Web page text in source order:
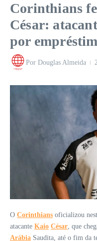
Corinthians
César:
por
Por Douglas Almeida
O Corinthians oficializou
atacante Kaio César, que
Arábia Saudita, até o fim da